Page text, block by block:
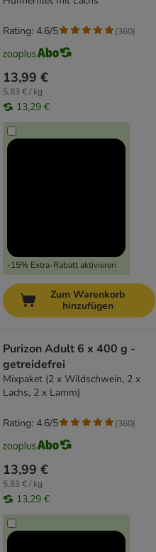
13,99 €
5,83 € / kg
13,29 €
-15% Extra-Rabatt aktivieren
Rating: 4.6/5 (360)
Zum Warenkorb
hinzufügen
Purizon Adult 6 x 400 g -
getreidefrei
Mixpaket (2 x Wildschwein, 2 x
Lachs, 2 x Lamm)
13,99 €
5,83 € / kg
13,29 €
Rating: 4.6/5 (360)